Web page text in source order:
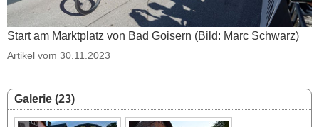
Start am Marktplatz von Bad Goisern (Bild: Marc Schwarz)
Artikel vom 30.11.2023
Galerie (23)